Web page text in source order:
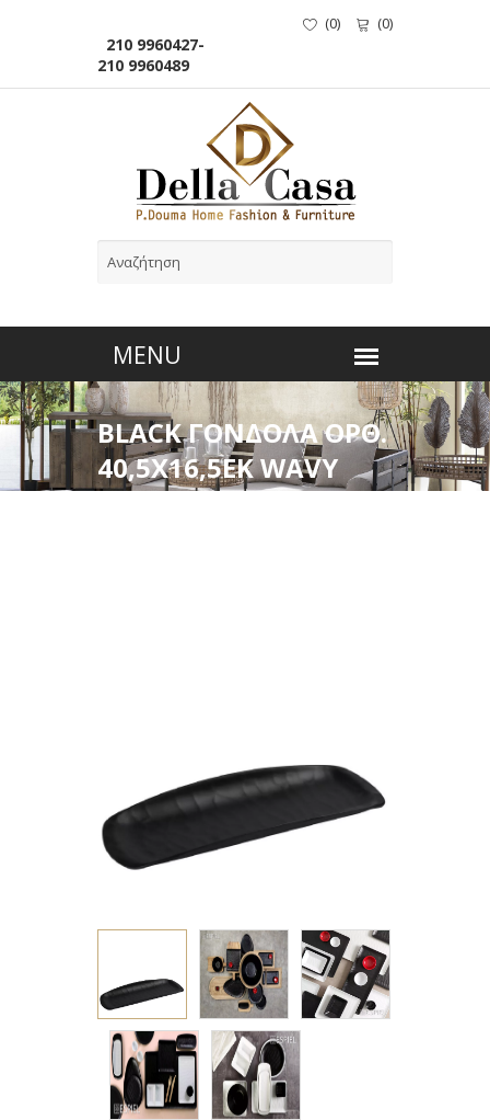
210 9960427-
210 9960489
(0) (0)
BLACK ΓΟΝΔΟΛΑ ΟΡΘ.
40,5Χ16,5ΕΚ WAVY
MATTE ΜΕΛΑΜΙΝΗΣ